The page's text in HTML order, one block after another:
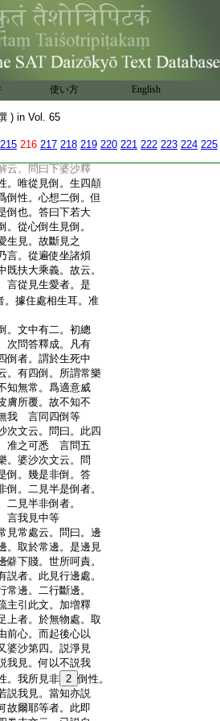
使い方 English
) in Vol. 65
215 216 217 218 219 220 221 222 223 224 225
答。如文 言智度
論第六十一卷釋
曰。見爲諸顛倒
顛倒無見顛倒。以
倒生時異斷時。異生
。斷時先斷見。見諦
見諦所斷。想心顛
。取淨相起結使。
喩。如渧水墮大
假名顛倒。非實顛
云。問曰下婆沙釋
。唯從見倒。生四顛
倒性。心想二倒。但
倒也。答曰下若大
從心倒生見倒。
生見。故斷見之
言。從遍使坐諸煩
扶大乘義。故云。
言從見生愛者。是
。據住處相生耳。准
。文中有二。初總
次問答釋成。凡有
倒者。謂於生死中
。有四倒。所謂常樂
知無常。爲適意威
膚所覆。故不知不
我 言同四倒等
次文云。問曰。此四
准之可悉 言問五
。婆沙次文云。問
倒。幾是非倒。答
倒。二見半是倒者。
二見半非倒者。
言我見中等
見常處云。問曰。邊
。取於常邊。是邊見
下賤。世所呵責。
者。此見行邊處。
邊。二行斷邊。
主引此文。加増釋
上者。於無物處。取
前心。而起後心以
婆沙第四。説淨見
我見。何以不説我
。我所見非 2 倒性。
説我見。當知亦説
故爾耶等者。此即